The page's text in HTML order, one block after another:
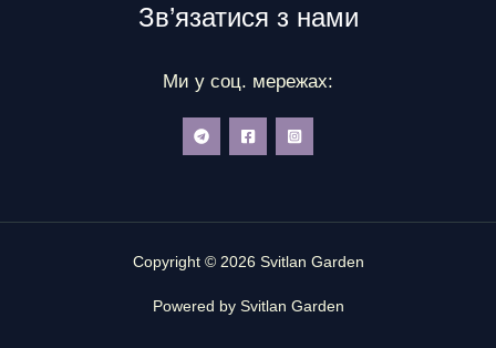
Зв’язатися з нами
Ми у соц. мережах:
Copyright © 2026 Svitlan Garden
Powered by Svitlan Garden